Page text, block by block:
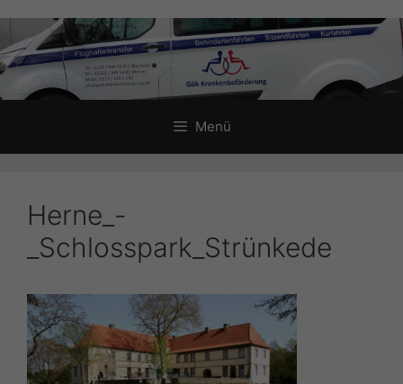
Inhalt
springen
Menü
Herne_-
_Schlosspark_Strünkede